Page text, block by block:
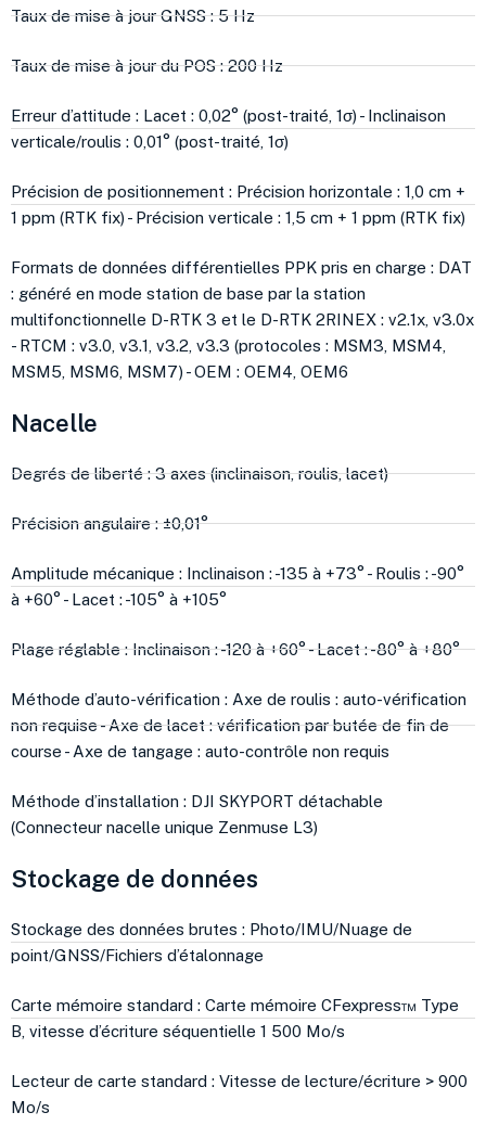
Taux de mise à jour GNSS : 5 Hz
Taux de mise à jour du POS : 200 Hz
Erreur d’attitude : Lacet : 0,02° (post-traité, 1σ) - Inclinaison
verticale/roulis : 0,01° (post-traité, 1σ)
Précision de positionnement : Précision horizontale : 1,0 cm +
1 ppm (RTK fix) - Précision verticale : 1,5 cm + 1 ppm (RTK fix)
Formats de données différentielles PPK pris en charge : DAT
: généré en mode station de base par la station
multifonctionnelle D-RTK 3 et le D-RTK 2RINEX : v2.1x, v3.0x
- RTCM : v3.0, v3.1, v3.2, v3.3 (protocoles : MSM3, MSM4,
MSM5, MSM6, MSM7) - OEM : OEM4, OEM6
Nacelle
Degrés de liberté : 3 axes (inclinaison, roulis, lacet)
Précision angulaire : ±0,01°
Amplitude mécanique : Inclinaison : -135 à +73° - Roulis : -90°
à +60° - Lacet : -105° à +105°
Plage réglable : Inclinaison : -120 à +60° - Lacet : -80° à +80°
Méthode d’auto-vérification : Axe de roulis : auto-vérification
non requise - Axe de lacet : vérification par butée de fin de
course - Axe de tangage : auto-contrôle non requis
Méthode d’installation : DJI SKYPORT détachable
(Connecteur nacelle unique Zenmuse L3)
Stockage de données
Stockage des données brutes : Photo/IMU/Nuage de
point/GNSS/Fichiers d’étalonnage
Carte mémoire standard : Carte mémoire CFexpress™ Type
B, vitesse d’écriture séquentielle 1 500 Mo/s
Lecteur de carte standard : Vitesse de lecture/écriture > 900
Mo/s